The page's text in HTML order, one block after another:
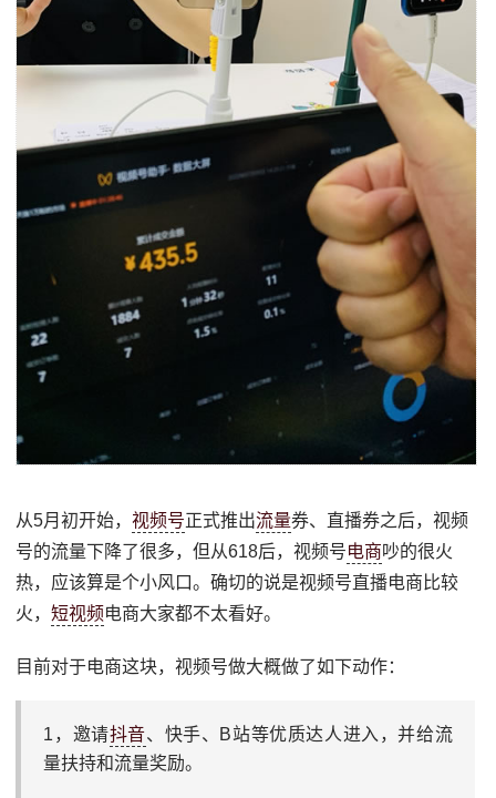
从5月初开始，视频号正式推出流量券、直播券之后，视频
号的流量下降了很多，但从618后，视频号电商吵的很火
热，应该算是个小风口。确切的说是视频号直播电商比较
火，短视频电商大家都不太看好。
目前对于电商这块，视频号做大概做了如下动作：
1，邀请抖音、快手、B站等优质达人进入，并给流
量扶持和流量奖励。